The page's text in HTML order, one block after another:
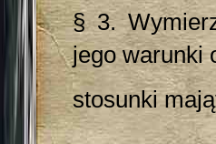
§ 3.
jego warunki
stosunki